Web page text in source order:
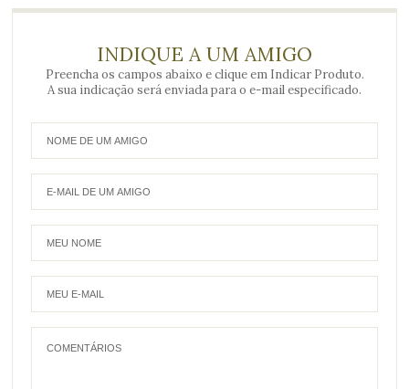
INDIQUE A UM AMIGO
Preencha os campos abaixo e clique em Indicar Produto.
A sua indicação será enviada para o e-mail especificado.